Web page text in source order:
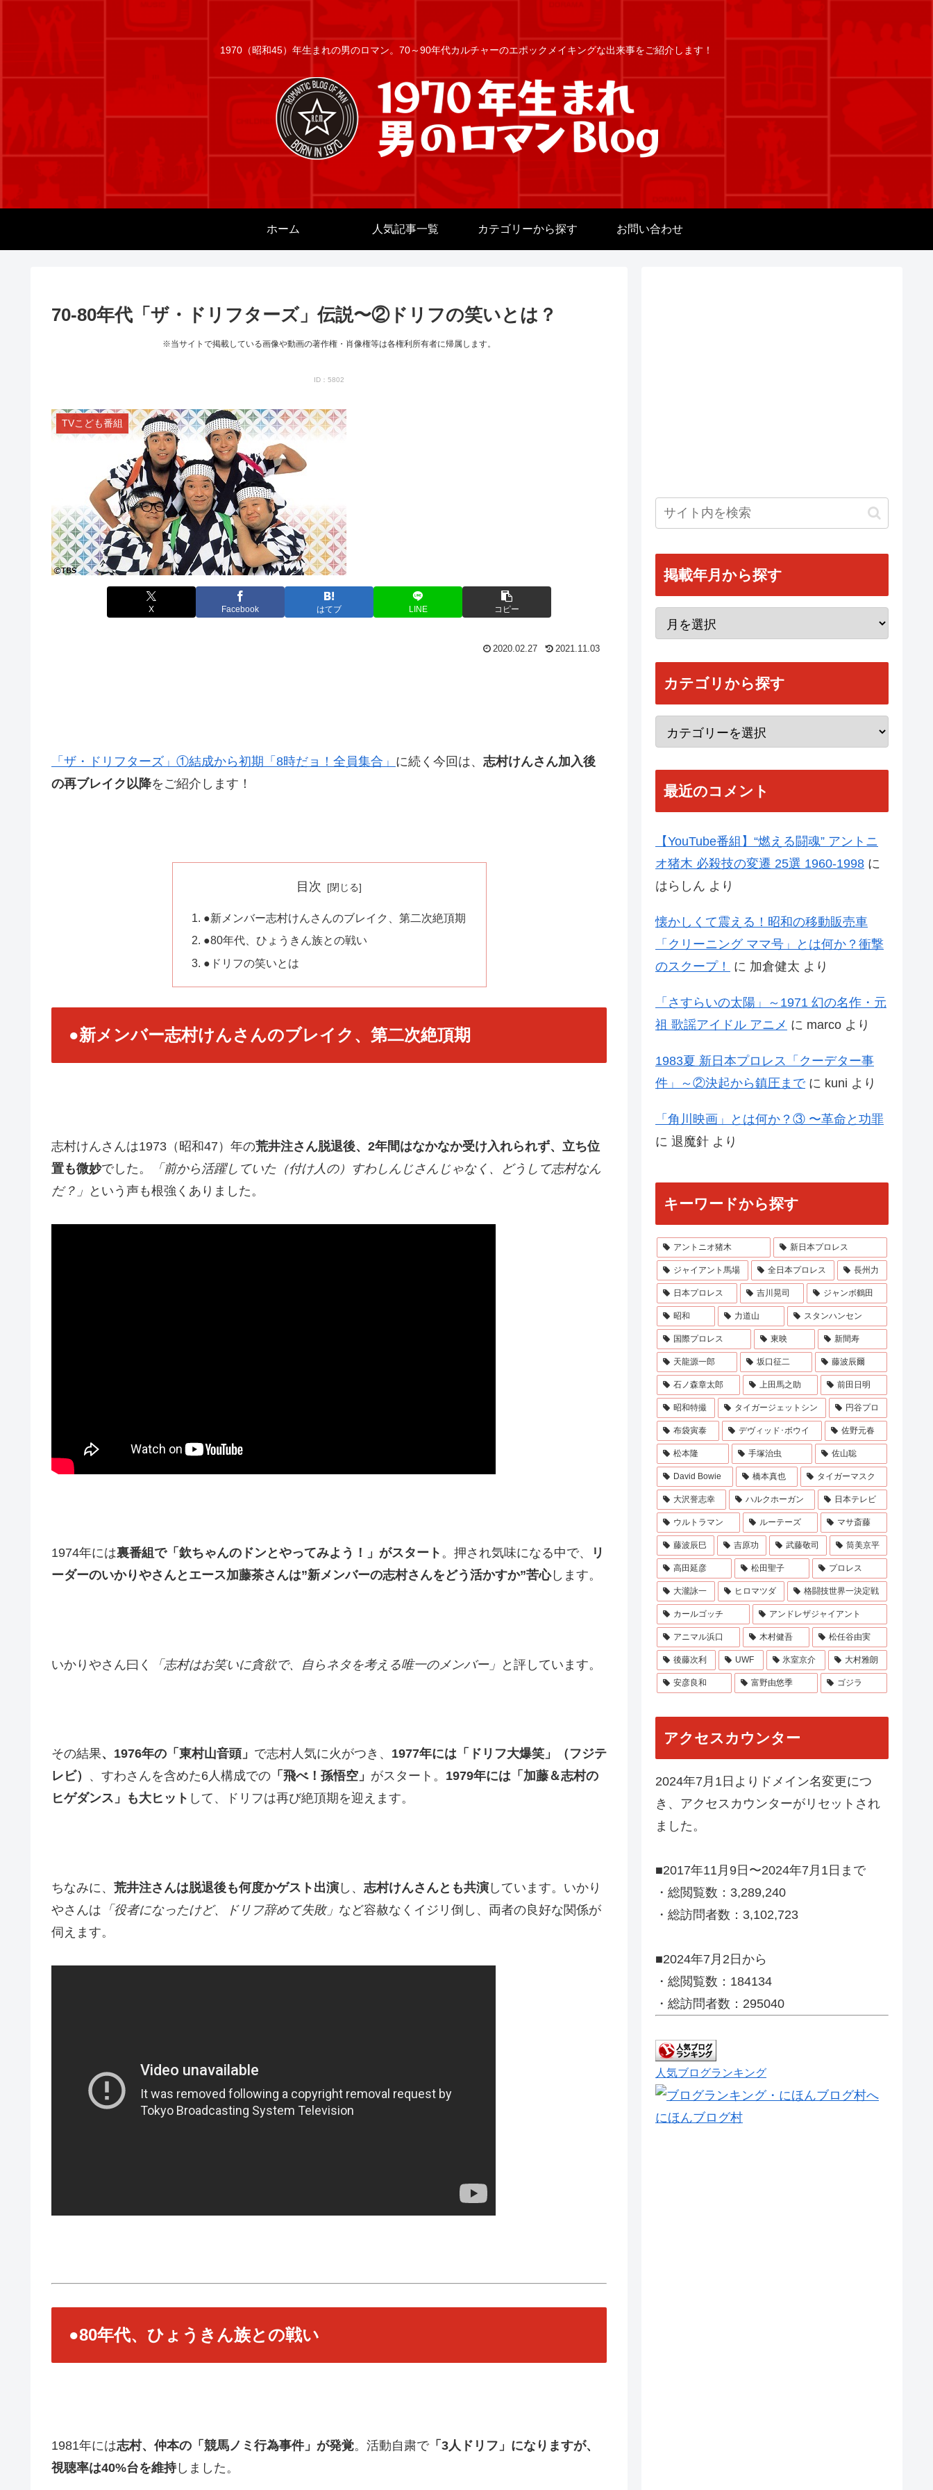
1970（昭和45）年生まれの男のロマン。70～90年代カルチャーのエポックメイキングな出来事をご紹介します！
ホーム 人気記事一覧 カテゴリーから探す お問い合わせ
70-80年代「ザ・ドリフターズ」伝説〜②ドリフの笑いとは？
※当サイトで掲載している画像や動画の著作権・肖像権等は各権利所有者に帰属します。
ID：5802
TVこども番組
X Facebook はてブ LINE コピー
2020.02.27 2021.11.03
「ザ・ドリフターズ」①結成から初期「8時だョ！全員集合」 に続く今回は、 志村けんさん加入後
の再ブレイク以降をご紹介します！
目次
●新メンバー志村けんさんのブレイク、第二次絶頂期
●80年代、ひょうきん族との戦い
●ドリフの笑いとは
●新メンバー志村けんさんのブレイク、第二次絶頂期
志村けんさんは1973（昭和47）年の荒井注さん脱退後、2年間はなかなか受け入れられず、立ち位
置も微妙でした。
「前から活躍していた（付け人の）すわしんじさんじゃなく、どうして志村なん
だ？」 という声も根強くありました。
1974年には裏番組で「欽ちゃんのドンとやってみよう！」がスタート 。押され気味になる中で、
リ
ーダーのいかりやさんとエース加藤茶さんは”新メンバーの志村さんをどう活かすか”苦心します。
いかりやさん曰く 「志村はお笑いに貪欲で、自らネタを考える唯一のメンバー」 と評しています。
その結果、1976年の「東村山音頭」 で志村人気に火がつき、 1977年には「ドリフ大爆笑」（フジテ
レビ） 、すわさんを含めた6人構成での 「飛べ！孫悟空」 がスタート。 1979年には「加藤＆志村の
ヒゲダンス」も大ヒット して、ドリフは再び絶頂期を迎えます。
ちなみに、 荒井注さんは脱退後も何度かゲスト出演 し、 志村けんさんとも共演 しています。いかり
やさんは 「役者になったけど、ドリフ辞めて失敗」 など容赦なくイジリ倒し、両者の良好な関係が
伺えます。
●80年代、ひょうきん族との戦い
1981年には志村、仲本の「競馬ノミ行為事件」が発覚。活動自粛で「3人ドリフ」になりますが、
視聴率は40%台を維持しました。
掲載年月から探す
カテゴリから探す
最近のコメント
【YouTube番組】“燃える闘魂” アントニ
オ猪木 必殺技の変遷 25選 1960-1998 に
はらしん より
懐かしくて震える！昭和の移動販売車
「クリーニング ママ号」とは何か？衝撃
のスクープ！
に 加倉健太 より
「さすらいの太陽」～1971 幻の名作・元
祖 歌謡アイドル アニメ に marco より
1983夏 新日本プロレス「クーデター事
件」～②決起から鎮圧までに kuni より
「角川映画」とは何か？③ 〜革命と功罪
に 退魔針 より
キーワードから探す
アントニオ猪木 新日本プロレス
ジャイアント馬場 全日本プロレス 長州力
日本プロレス 吉川晃司 ジャンボ鶴田
昭和 力道山 スタンハンセン
国際プロレス 東映 新間寿
天龍源一郎 坂口征二 藤波辰爾
石ノ森章太郎 上田馬之助 前田日明
昭和特撮 タイガージェットシン 円谷プロ
布袋寅泰 デヴィッド･ボウイ 佐野元春
松本隆 手塚治虫 佐山聡
David Bowie 橋本真也 タイガーマスク
大沢誉志幸 ハルクホーガン 日本テレビ
ウルトラマン ルーテーズ マサ斎藤
藤波辰巳 吉原功 武藤敬司 筒美京平
高田延彦 松田聖子 プロレス
大瀧詠一 ヒロマツダ 格闘技世界一決定戦
カールゴッチ アンドレザジャイアント
アニマル浜口 木村健吾 松任谷由実
後藤次利 UWF 氷室京介 大村雅朗
安彦良和 富野由悠季 ゴジラ
アクセスカウンター
2024年7月1日よりドメイン名変更につ
き、アクセスカウンターがリセットされ
ました。
■2017年11月9日〜2024年7月1日まで
・総閲覧数：3,289,240
・総訪問者数：3,102,723
■2024年7月2日から
・総閲覧数：184134
・総訪問者数：295040
人気ブログランキング
にほんブログ村